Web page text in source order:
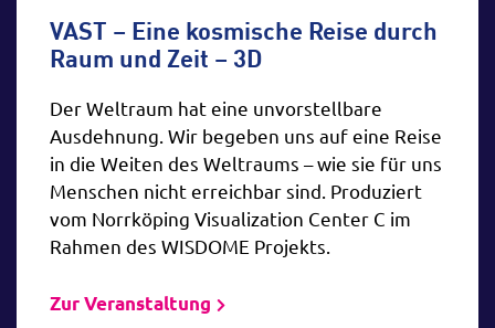
VAST – Eine kosmische Reise durch
Raum und Zeit – 3D
Der Weltraum hat eine unvorstellbare
Ausdehnung. Wir begeben uns auf eine Reise
in die Weiten des Weltraums – wie sie für uns
Menschen nicht erreichbar sind. Produziert
vom Norrköping Visualization Center C im
Rahmen des WISDOME Projekts.
Zur Veranstaltung